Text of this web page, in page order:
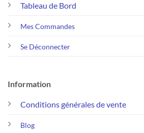
Tableau de Bord
Mes Commandes
Se Déconnecter
Information
Conditions générales de vente
Blog